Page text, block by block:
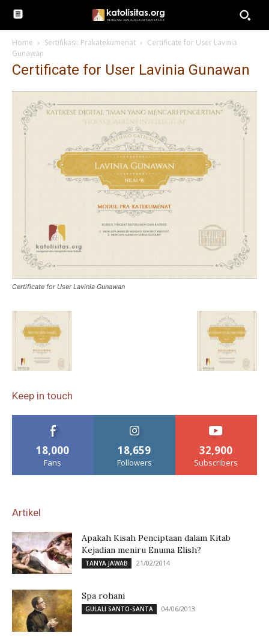
Home Sertifikasi: Prakatekumenat
Certificate for User Lavinia
Gunawan
Certificate for User Lavinia Gunawan
Certificate for User Lavinia Gunawan
Keep in touch
18,000
Fans
18,659
Followers
32,900
Subscribers
Artikel
Apakah Kisah Penciptaan dalam Kitab
Kejadian meniru Enuma Elish?
TANYA JAWAB 21/02/2014
Spa rohani
GULALI SANTO-SANTA 04/06/2013